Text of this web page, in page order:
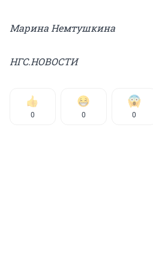
Марина Немтушкина
НГС.НОВОСТИ
0 0 0